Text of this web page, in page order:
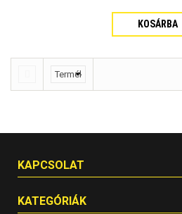
KOSÁRBA
KAPCSOLAT
KATEGÓRIÁK